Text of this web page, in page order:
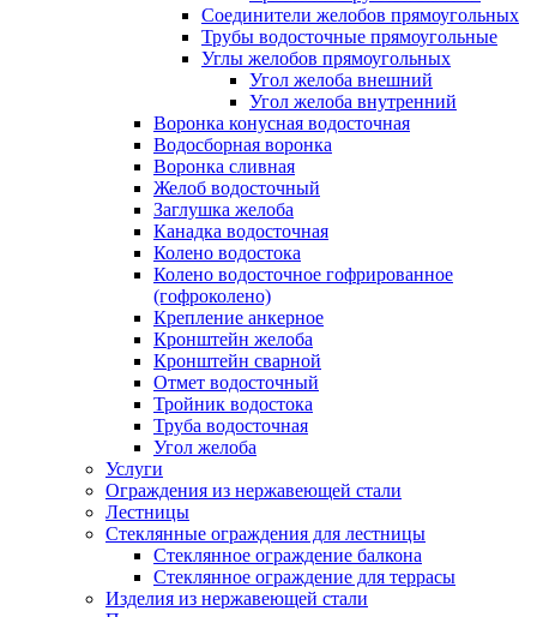
Соединители желобов прямоугольных
Трубы водосточные прямоугольные
Углы желобов прямоугольных
Угол желоба внешний
Угол желоба внутренний
Воронка конусная водосточная
Водосборная воронка
Воронка сливная
Желоб водосточный
Заглушка желоба
Канадка водосточная
Колено водостока
Колено водосточное гофрированное
(гофроколено)
Крепление анкерное
Кронштейн желоба
Кронштейн сварной
Отмет водосточный
Тройник водостока
Труба водосточная
Угол желоба
Услуги
Ограждения из нержавеющей стали
Лестницы
Стеклянные ограждения для лестницы
Стеклянное ограждение балкона
Стеклянное ограждение для террасы
Изделия из нержавеющей стали